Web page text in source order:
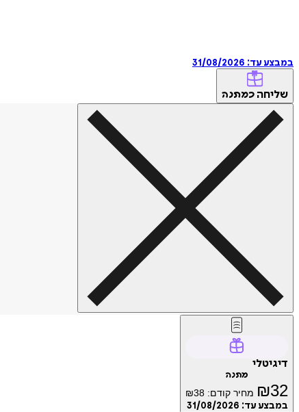
במבצע עד: 31/08/2026
שליחה כמתנה
דיגיטלי
מתנה
₪32 מחיר קודם: ₪38
במבצע עד: 31/08/2026